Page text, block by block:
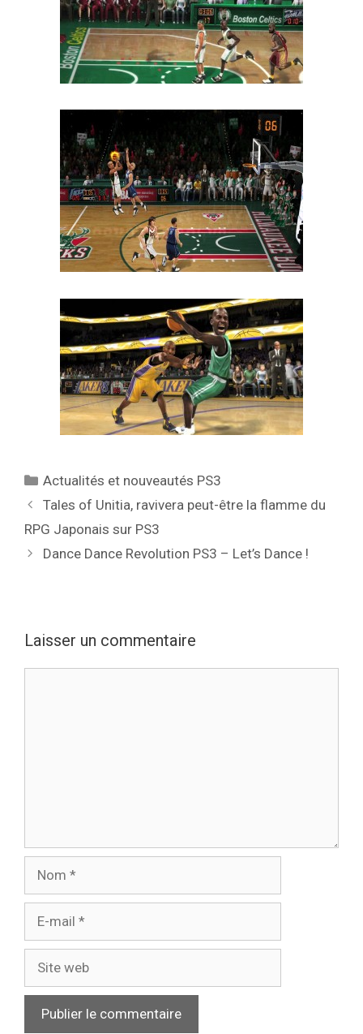
Catégories
Actualités et nouveautés PS3
Tales of Unitia, ravivera peut-être la flamme du
RPG Japonais sur PS3
Dance Dance Revolution PS3 – Let’s Dance !
Laisser un commentaire
mail
web